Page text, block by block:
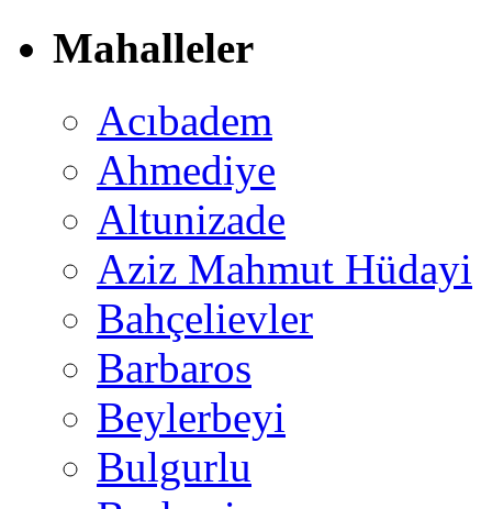
Mahalleler
Acıbadem
Ahmediye
Altunizade
Aziz Mahmut Hüdayi
Bahçelievler
Barbaros
Beylerbeyi
Bulgurlu